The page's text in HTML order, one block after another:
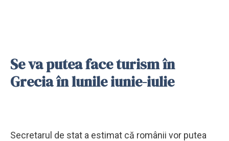
Se va putea face turism în
Grecia în lunile iunie-iulie
Secretarul de stat a estimat că românii vor putea